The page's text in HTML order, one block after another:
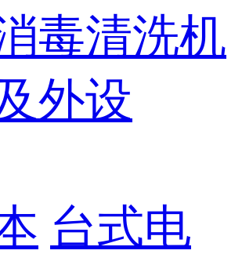
毒清洗机
外设
台式电